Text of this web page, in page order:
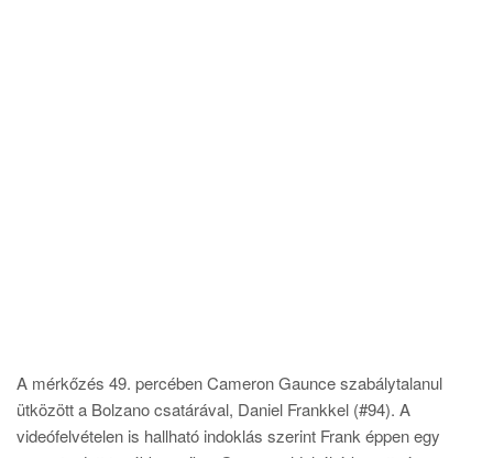
A mérkőzés 49. percében Cameron Gaunce szabálytalanul
ütközött a Bolzano csatárával, Daniel Frankkel (#94). A
videófelvételen is hallható indoklás szerint Frank éppen egy